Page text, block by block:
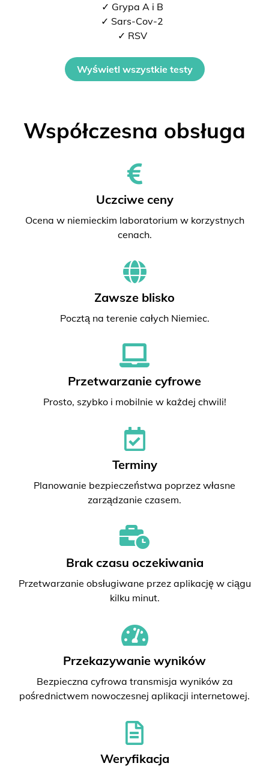
✓ Grypa A i B
✓ Sars-Cov-2
✓ RSV
Wyświetl wszystkie testy
Współczesna obsługa
Uczciwe ceny
Ocena w niemieckim laboratorium w korzystnych
cenach.
Zawsze blisko
Pocztą na terenie całych Niemiec.
Przetwarzanie cyfrowe
Prosto, szybko i mobilnie w każdej chwili!
Terminy
Planowanie bezpieczeństwa poprzez własne
zarządzanie czasem.
Brak czasu oczekiwania
Przetwarzanie obsługiwane przez aplikację w ciągu
kilku minut.
Przekazywanie wyników
Bezpieczna cyfrowa transmisja wyników za
pośrednictwem nowoczesnej aplikacji internetowej.
Weryfikacja